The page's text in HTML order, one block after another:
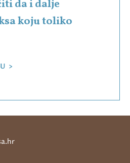
da i dalje
koju toliko
>